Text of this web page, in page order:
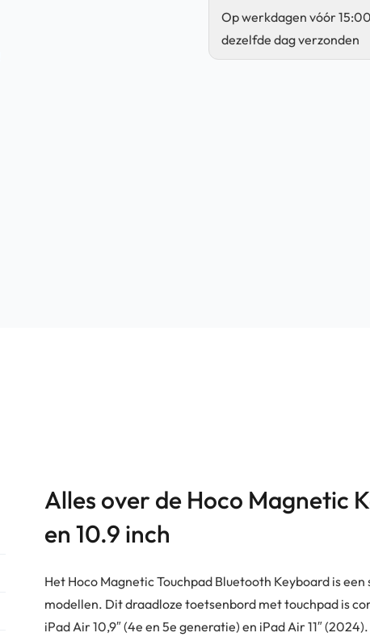
Op werkdagen vóór
dezelfde dag verzonden
Alles over de Hoco Magnetic
en 10.9 inch
Het Hoco Magnetic Touchpad Bluetooth Keyboard is
modellen. Dit draadloze toetsenbord met touchpad is
iPad Air 10,9″ (4e en 5e generatie) en iPad Air 11″